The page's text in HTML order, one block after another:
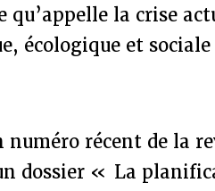
la crise
écologique et
récent de la
dossier « La